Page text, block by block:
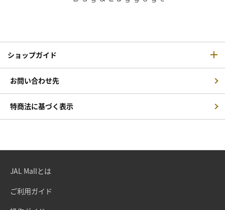
ショップガイド
お問い合わせ先
特商法に基づく表示
JAL Mallとは
ご利用ガイド